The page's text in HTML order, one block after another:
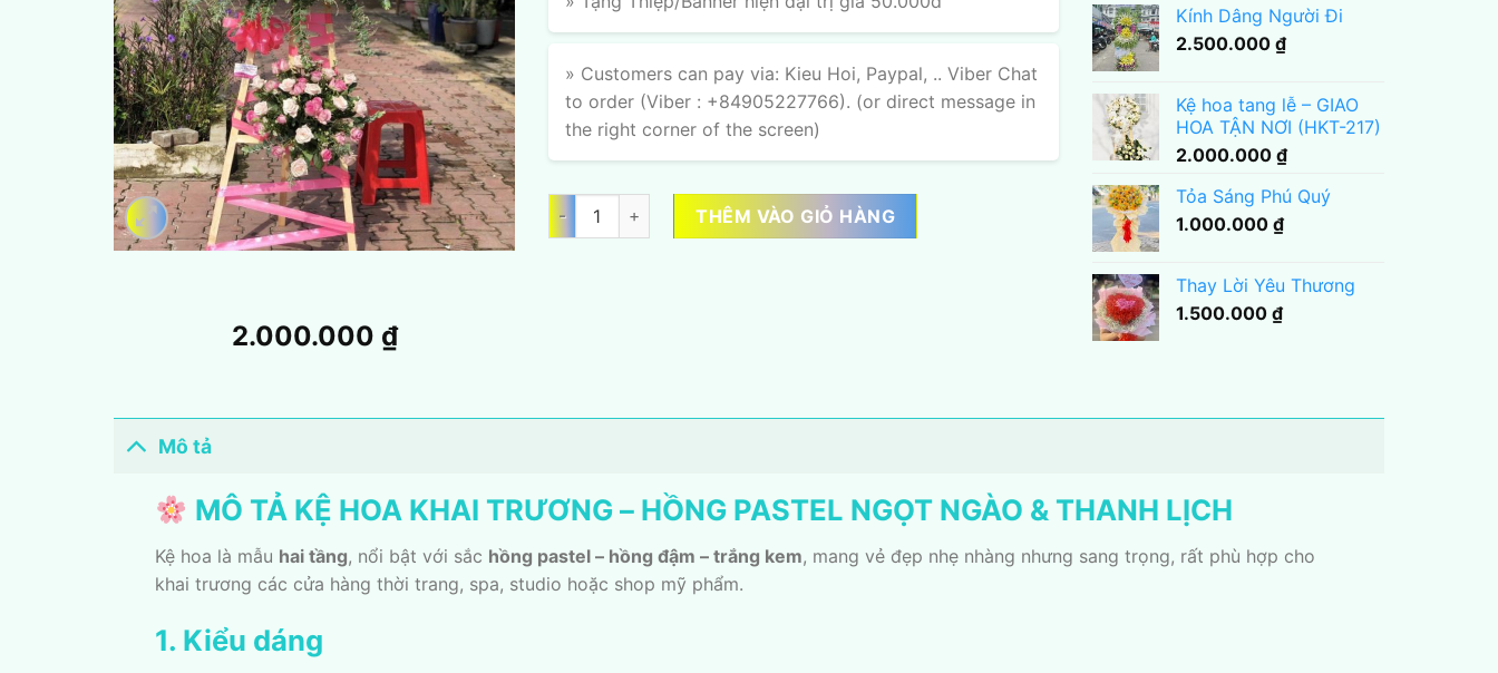
2.000.000 ₫
» Customers can pay via: Kieu Hoi, Paypal, .. Viber Chat
to order (Viber : +84905227766). (or direct message in
the right corner of the screen)
Ngọt Ngào Thịnh Vượng số lượng
THÊM VÀO GIỎ HÀNG
Kính Dâng Người Đi
2.500.000 ₫
Kệ hoa tang lễ – GIAO
HOA TẬN NƠI (HKT-217)
2.000.000 ₫
Tỏa Sáng Phú Quý
1.000.000 ₫
Thay Lời Yêu Thương
1.500.000 ₫
Mô tả
MÔ TẢ KỆ HOA KHAI TRƯƠNG – HỒNG PASTEL NGỌT NGÀO & THANH LỊCH
Kệ hoa là mẫu hai tầng, nổi bật với sắc hồng pastel – hồng đậm – trắng kem, mang vẻ đẹp nhẹ nhàng nhưng sang trọng, rất phù hợp cho
khai trương các cửa hàng thời trang, spa, studio hoặc shop mỹ phẩm.
1. Kiểu dáng